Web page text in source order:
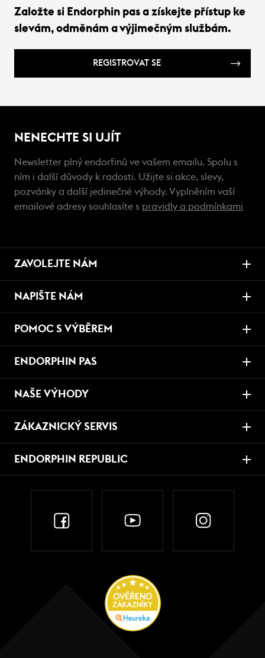
Založte si Endorphin pas a získejte přístup ke
slevám, odměnám a výjimečným službám.
REGISTROVAT SE
NENECHTE SI UJÍT
Newsletter plný endorfinů ve vašem emailu. Spolu s
ním i další důvody k radosti. Užijte si akce, slevy,
pozvánky a další jedinečné výhody. Vyplněním vaší
emailové adresy souhlasíte s pravidly a podmínkami
ZAVOLEJTE NÁM
NAPIŠTE NÁM
POMOC S VÝBĚREM
ENDORPHIN PAS
NAŠE VÝHODY
ZÁKAZNICKÝ SERVIS
ENDORPHIN REPUBLIC